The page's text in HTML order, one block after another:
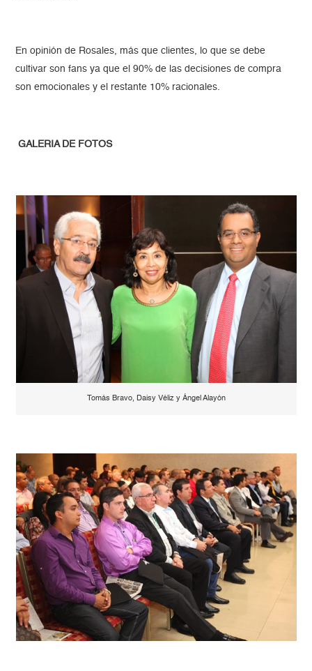
En opinión de Rosales, más que clientes, lo que se debe
cultivar son fans ya que el 90% de las decisiones de compra
son emocionales y el restante 10% racionales.
GALERIA DE FOTOS
Tomás Bravo, Daisy Véliz y Ángel Alayón